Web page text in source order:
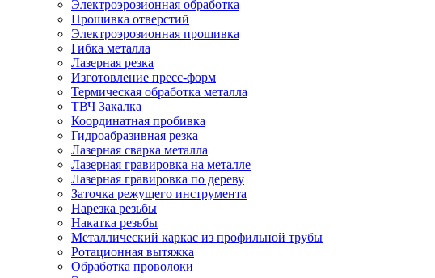
Электроэрозионная обработка
Прошивка отверстий
Электроэрозионная прошивка
Гибка металла
Лазерная резка
Изготовление пресс-форм
Термическая обработка металла
ТВЧ Закалка
Координатная пробивка
Гидроабразивная резка
Лазерная сварка металла
Лазерная гравировка на металле
Лазерная гравировка по дереву
Заточка режущего инструмента
Нарезка резьбы
Накатка резьбы
Металлический каркас из профильной трубы
Ротационная вытяжка
Обработка проволоки